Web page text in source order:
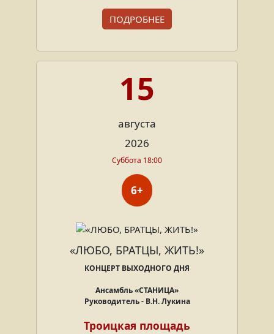
ПОДРОБНЕЕ
15
августа
2026
Суббота 18:00
6+
«ЛЮБО, БРАТЦЫ, ЖИТЬ!»
КОНЦЕРТ ВЫХОДНОГО ДНЯ
Ансамбль«СТАНИЦА»
Руководитель - В.Н. Лукина
Троицкая площадь